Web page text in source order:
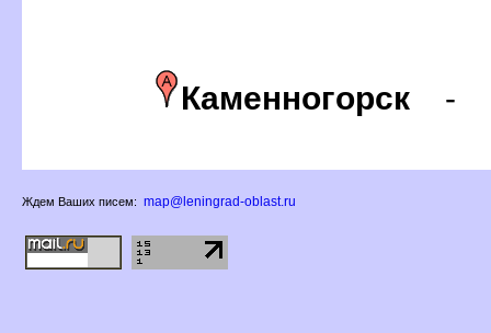
Каменногорск -
Ждем Ваших писем: map@leningrad-oblast.ru